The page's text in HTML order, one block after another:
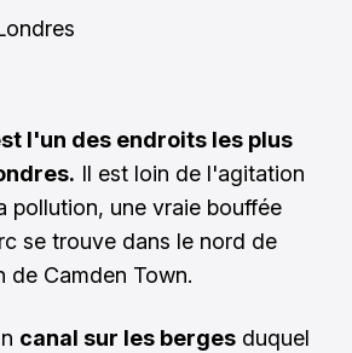
l'un des endroits les plus
Il est loin de l'agitation
pollution, une vraie bouffée
se trouve dans le nord de
de Camden Town.
canal sur les berges duquel